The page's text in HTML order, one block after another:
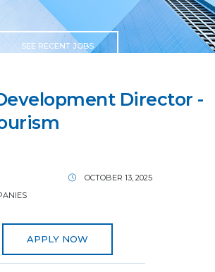
SEE RECENT JOBS
Director -
OCTOBER 13, 2025
APPLY NOW